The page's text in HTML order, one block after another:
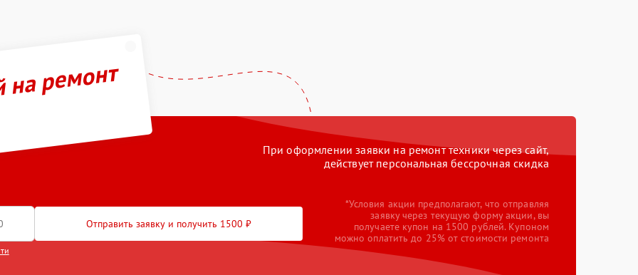
ремонт
При оформлении заявки на ремонт техники через сайт,
действует персональная бессрочная скидка
Отправить заявку и получить 1500 ₽
*Условия акции предполагают, что отправляя
заявку через текущую форму акции, вы
получаете купон на 1500 рублей. Купоном
можно оплатить до 25% от стоимости ремонта